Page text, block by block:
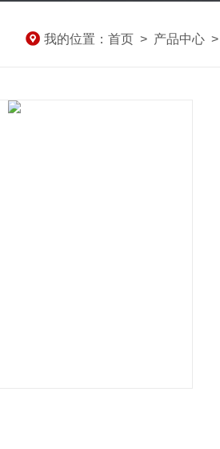
我的位置： 首页 > 产品中心 >